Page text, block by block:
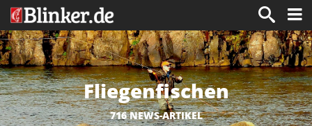
Fliegenfischen
716 NEWS-ARTIKEL